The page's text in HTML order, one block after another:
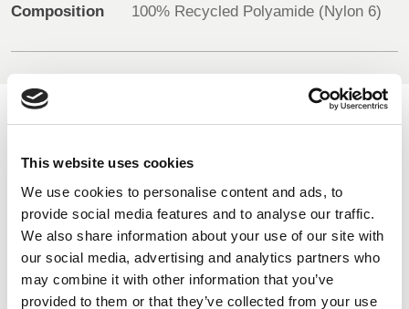
This website uses cookies
We use cookies to personalise content and ads, to
provide social media features and to analyse our traffic.
We also share information about your use of our site with
our social media, advertising and analytics partners who
may combine it with other information that you’ve
provided to them or that they’ve collected from your use
Composition 100% Recycled Polyamide (Nylon 6)
COULEURS DISPONIBLES
des renseignements sur les nouveaux ajouts à la gamme
de couleurs, y compris ceux qui sont disponibles par
l'intermédiaire du service de colorant spécial qui peut faire
l'objet d'ordonnances de meterage minimales